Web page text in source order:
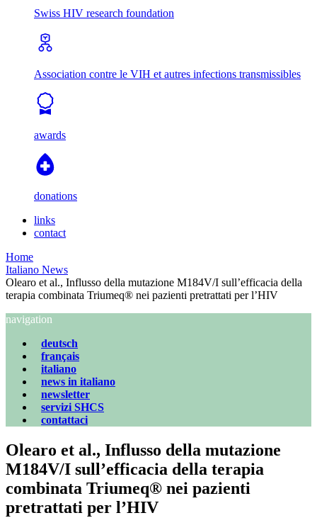
Swiss HIV research foundation
Association contre le VIH et autres infections transmissibles
awards
donations
links
contact
Home
Italiano News
Olearo et al., Influsso della mutazione M184V/I sull’efficacia della
terapia combinata Triumeq® nei pazienti pretrattati per l’HIV
navigation
deutsch
français
italiano
news in italiano
newsletter
servizi SHCS
contattaci
Olearo et al., Influsso della mutazione
M184V/I sull’efficacia della terapia
combinata Triumeq® nei pazienti
pretrattati per l’HIV